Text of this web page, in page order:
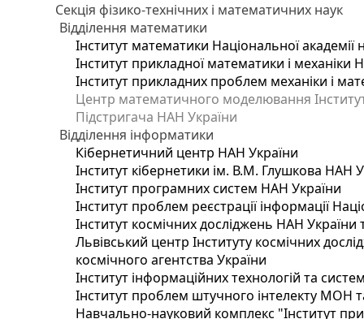
Секція фізико-технічних і математичних наук
Відділення математики
Інститут математики Національної академії
Інститут прикладної математики і механіки
Інститут прикладних проблем механіки і
Центр математичного моделювання
Підстригача НАН України
Відділення інформатики
Кібернетичний центр НАН України
Інститут кібернетики ім. В.М. Глушкова НАН
Інститут програмних систем НАН України
Інститут проблем реєстрації інформації
Інститут космічних досліджень НАН України
Львівський центр Інституту космічних
космічного агентства України
Інститут інформаційних технологій та
Інститут проблем штучного інтелекту МОН
Навчально-науковий комплекс "Інститут